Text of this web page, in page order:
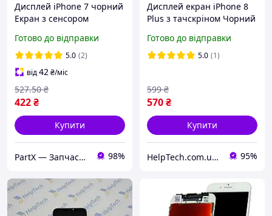
Дисплей iPhone 7 чорний
Екран з сенсором
Готово до відправки
5.0 (2)
від42₴/міс
422₴
527.50 ₴
Купити
PartX — Запчастини для смартфонів 98%
Дисплей екран iPhone 8
Plus з тачскріном Чорний
міс.)
Готово до відправки
5.0 (1)
570₴
599 ₴
Купити
HelpTech.com.ua — 12 років на ринку, гарантія якості 👌 95%